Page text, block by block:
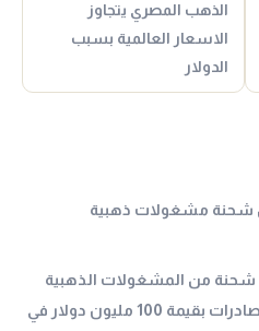
الذهب المصري يتجاوز
الاسعار العالمية بسبب
الدولار
شحنة مشغولات ذهبية
شحنة من المشغولات الذهبية
بدون رسوم تثمين وتستهدف صادرات بقيمة 100 مليون دولار في